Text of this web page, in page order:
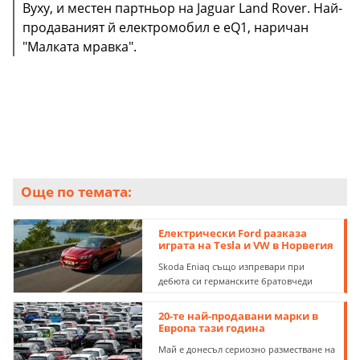
Вуху, и местен партньор на Jaguar Land Rover. Най-
продаваният й електромобил е eQ1, наричан
"Малката мравка".
Още по темата:
Електрически Ford разказа
играта на Tesla и VW в Норвегия
Skoda Eniaq също изпревари при
дебюта си германските братовчеди
20-те най-продавани марки в
Европа тази година
Май е донесъл сериозно разместване на